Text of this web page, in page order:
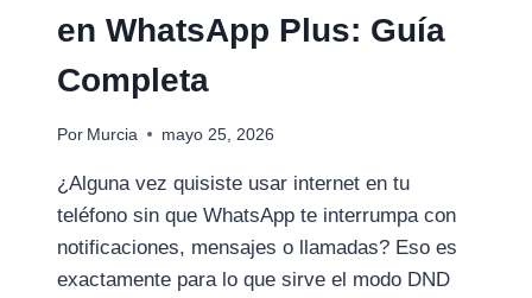
en WhatsApp Plus: Guía
Completa
Por Murcia mayo 25, 2026
¿Alguna vez quisiste usar internet en tu
teléfono sin que WhatsApp te interrumpa con
notificaciones, mensajes o llamadas? Eso es
exactamente para lo que sirve el modo DND